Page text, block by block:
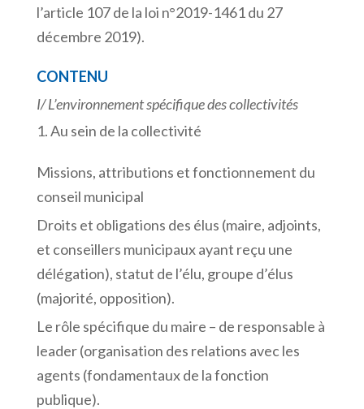
l’article 107 de la loi n°2019-1461 du 27
décembre 2019).
CONTENU
I/L’environnementspécifiquedescollectivités
Au sein de la collectivité
Missions, attributions et fonctionnement du
conseil municipal
Droits et obligations des élus (maire, adjoints,
et conseillers municipaux ayant reçu une
délégation), statut de l’élu, groupe d’élus
(majorité, opposition).
Le rôle spécifique du maire – de responsable à
leader (organisation des relations avec les
agents (fondamentaux de la fonction
publique).